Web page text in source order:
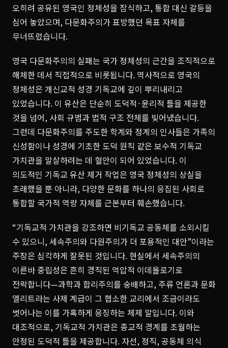
오히려 공유된 영국인 정체성을 잠식하고, 통합 대신 갈등을
심어 놓았으며, 다문화주의가 표방했던 목표 자체를
무너뜨렸습니다.
영국 다문화주의의 실패는 국가 정체성의 근간을 조직적으로
해체한 데서 직접적으로 비롯됩니다. 역사적으로 영국의
정체성은 개신교적 성경 기독교에 깊이 뿌리내리고
있었습니다. 이 유산은 단순히 도덕적·윤리적 틀을 제공한
것을 넘어, 사회 규범과 법적 구조 전체를 빚어냈습니다.
그런데 다문화주의를 주도한 학계와 정계의 인사들은 가족의
신성함이나 성경에 기초한 도덕 원칙 같은 보수적 기독교
가치관을 말살하려는 데 혈안이 되어 있었습니다. 이
의도적인 기독교 유산 제거 작업은 영국 정체성의 상실을
초래했을 뿐 아니라, 다양한 문화를 하나의 응집된 사회로
통합할 국가적 역량 자체를 근본부터 훼손했습니다.
“기독교적 가치관을 강조하면 비기독교 공동체를 소외시킬
수 있으니, 세속주의와 다원주의가 더 포용적인 대안”이라는
주장은 심각하게 잘못된 것입니다. 현실에서 세속주의의
이른바 중립성은 흔히 경직된 억압적 이데올로기로
전락합니다—과학과 합리주의를 숭배하고, 주류 언론과 문화
엘리트라는 사제 계급이 그 협소한 교리에서 조금이라도
벗어나는 이를 가혹하게 응징하는 체제 말입니다. 이와
대조적으로, 기독교적 가치관은 종교적 경계를 초월하는
안정된 도덕적 틀을 제공합니다. 자선, 정직, 공동체 의식